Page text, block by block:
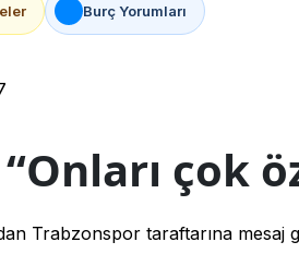
Burç Yorumları
çok
Trabzonspor taraftarına mesaj